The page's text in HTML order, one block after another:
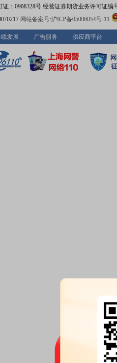
：0908328号 经营证券期货业务许可证编
网站备案号:沪ICP备05006054号-11
发展 广告服务 供应商平台